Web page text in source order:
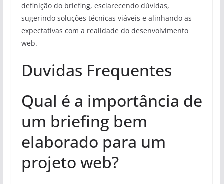
definição do briefing, esclarecendo dúvidas,
sugerindo soluções técnicas viáveis e alinhando as
expectativas com a realidade do desenvolvimento
web.
Duvidas Frequentes
Qual é a importância de
um briefing bem
elaborado para um
projeto web?